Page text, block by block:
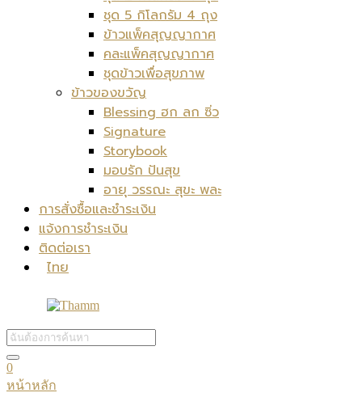
ชุด 5 กิโลกรัม 4 ถุง
ข้าวแพ็คสุญญากาศ
คละแพ็คสุญญากาศ
ชุดข้าวเพื่อสุขภาพ
ข้าวของขวัญ
Blessing ฮก ลก ซิ่ว
Signature
Storybook
มอบรัก ปันสุข
อายุ วรรณะ สุขะ พละ
การสั่งซื้อและชำระเงิน
แจ้งการชำระเงิน
ติดต่อเรา
ไทย
0
หน้าหลัก